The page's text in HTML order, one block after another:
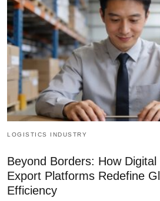
LOGISTICS INDUSTRY
Beyond Borders: How Digital
Export Platforms Redefine
Efficiency